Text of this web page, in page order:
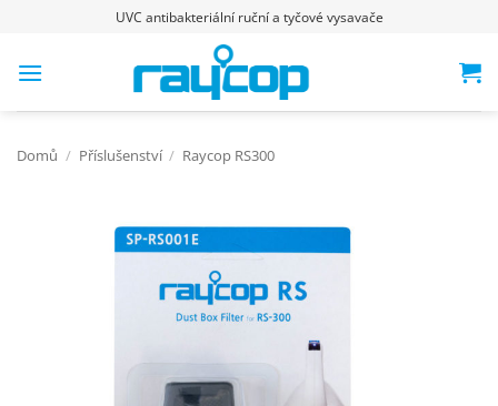
obsah
UVC antibakteriální ruční a tyčové vysavače
Domů / Příslušenství / Raycop RS300